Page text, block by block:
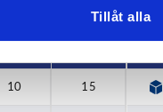
Tillåt allaCAD
10 15